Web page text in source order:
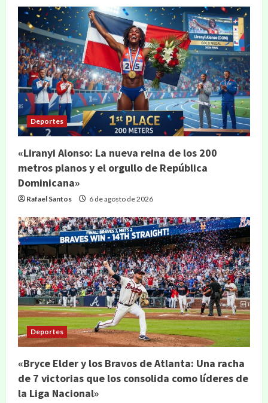
Deportes
«Liranyi Alonso: La nueva reina de los 200
metros planos y el orgullo de República
Dominicana»
Rafael Santos 6 de agosto de 2026
Deportes
«Bryce Elder y los Bravos de Atlanta: Una racha
de 7 victorias que los consolida como líderes de
la Liga Nacional»